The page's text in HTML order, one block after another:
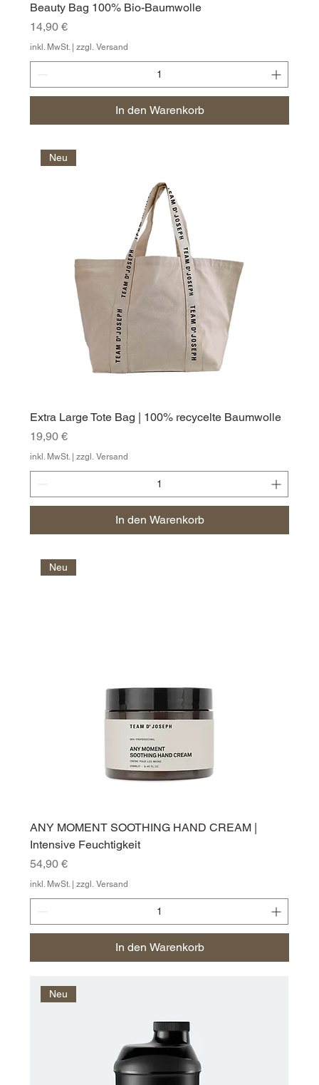
Beauty Bag 100% Bio-Baumwolle
Preis
14,90 €
inkl. MwSt.|zzgl. Versand
In den Warenkorb
Neu
Extra Large Tote Bag | 100% recycelte Baumwolle
Preis
19,90 €
inkl. MwSt.|zzgl. Versand
In den Warenkorb
Neu
ANY MOMENT SOOTHING HAND CREAM |
Intensive Feuchtigkeit
Preis
54,90 €
inkl. MwSt. |zzgl. Versand
In den Warenkorb
Neu